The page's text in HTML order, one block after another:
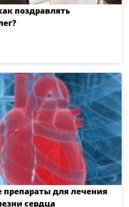
поздравлять
для лечения
сердца